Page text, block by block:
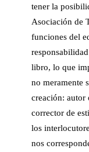
tener la
Asociación de
funciones del
libro, lo que
no meramente
creación: autor
corrector de
los
nos